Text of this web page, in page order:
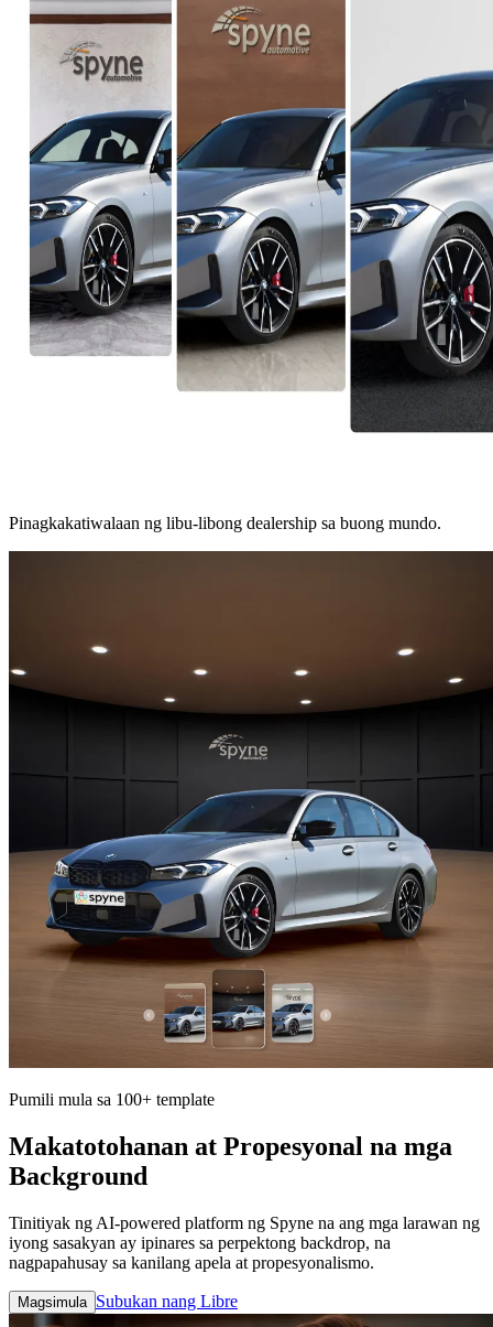
Pinagkakatiwalaan ng libu-libong dealership sa buong mundo.
Pumili mula sa 100+ template
Makatotohanan at Propesyonal na mga
Background
Tinitiyak ng AI-powered platform ng Spyne na ang mga larawan ng
iyong sasakyan ay ipinares sa perpektong backdrop, na
nagpapahusay sa kanilang apela at propesyonalismo.
Magsimula Subukan nang Libre